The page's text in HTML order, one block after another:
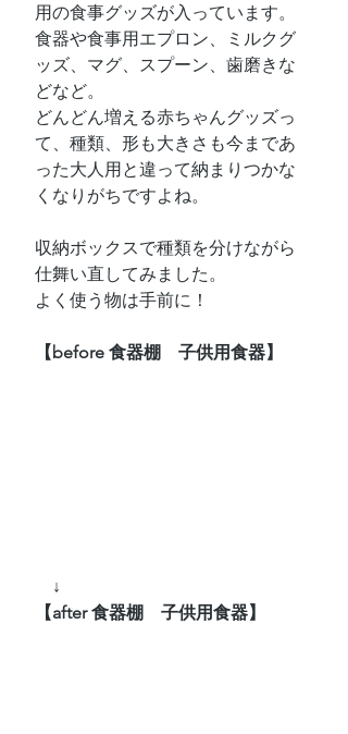
用の食事グッズが入っています。
食器や食事用エプロン、ミルクグ
ッズ、マグ、スプーン、歯磨きな
どなど。
どんどん増える赤ちゃんグッズっ
て、種類、形も大きさも今まであ
った大人用と違って納まりつかな
くなりがちですよね。
収納ボックスで種類を分けながら
仕舞い直してみました。
よく使う物は手前に！
【before 食器棚　子供用食器】
↓
【after 食器棚　子供用食器】